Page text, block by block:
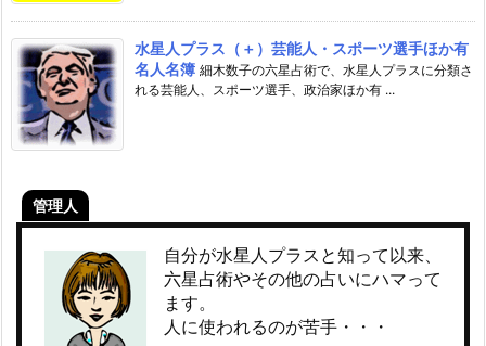
水星人プラス（＋）芸能人・スポーツ選手ほか有
名人名簿 細木数子の六星占術で、水星人プラスに分類さ
れる芸能人、スポーツ選手、政治家ほか有 ...
管理人
自分が水星人プラスと知って以来、
六星占術やその他の占いにハマって
ます。
人に使われるのが苦手・・・